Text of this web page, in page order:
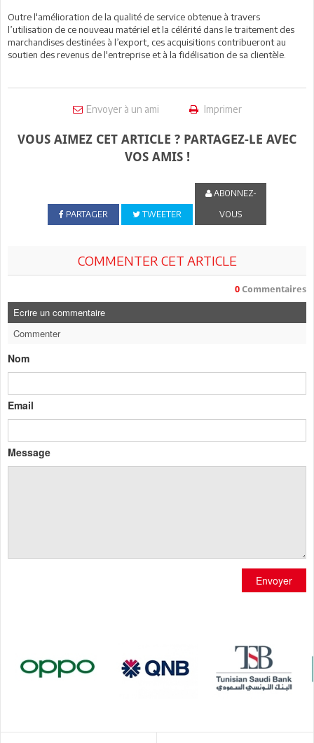
Outre l'amélioration de la qualité de service obtenue à travers
l’utilisation de ce nouveau matériel et la célérité dans le traitement des
marchandises destinées à l’export, ces acquisitions contribueront au
soutien des revenus de l'entreprise et à la fidélisation de sa clientèle.
Envoyer à un ami Imprimer
VOUS AIMEZ CET ARTICLE ? PARTAGEZ-LE AVEC
VOS AMIS !
PARTAGER TWEETER
ABONNEZ-
VOUS
COMMENTER CET ARTICLE
0 Commentaires
Ecrire un commentaire
Commenter
Nom
Email
Message
Envoyer